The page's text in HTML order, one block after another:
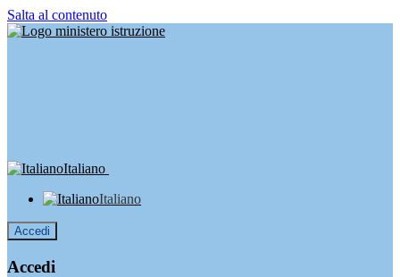
Salta al contenuto
Italiano
Italiano
Accedi
Accedi